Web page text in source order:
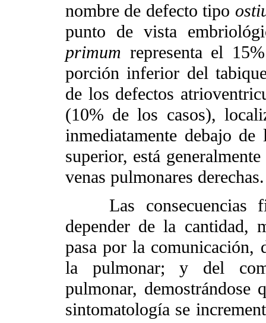
nombre de defecto tipo
punto de vista
primum representa el
porción inferior del
de los defectos
(10% de los casos),
inmediatamente debajo
superior, está
venas pulmonares derechas.
Las consecuencias
depender de la cantidad,
pasa por la comunicación,
la pulmonar; y del
pulmonar, demostrándose
sintomatología se